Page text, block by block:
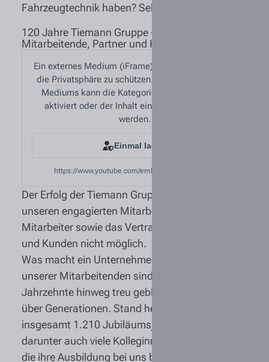
Fahrzeugtechnik haben? Seht selbst!
120 Jahre Tiemann Gruppe - Ein Dankeschön an
Mitarbeitende, Partner und Kunden
Ein externes Medium (iFrame) wurde blockiert, um
die Privatsphäre zu schützen. Zum Abspielen des
Mediums kann die Kategorie „Externe Medien“
aktiviert oder der Inhalt einmalig freigegeben
werden.
Einmal laden
https://www.youtube.com/embed/DMSzOpGEeFs
Der Erfolg der Tiemann Gruppe wäre ohne
unseren engagierten Mitarbeiterinnen und
Mitarbeiter sowie das Vertrauen unserer Partner
und Kunden nicht möglich.
Was macht ein Unternehmen wirklich aus? Viele
unserer Mitarbeitenden sind uns über
Jahrzehnte hinweg treu geblieben, oft sogar
über Generationen. Stand heute durften wir
insgesamt 1.210 Jubiläumsjahre würdigen,
darunter auch viele Kolleginnen und Kollegen,
die ihre Ausbildung bei uns begonnen haben